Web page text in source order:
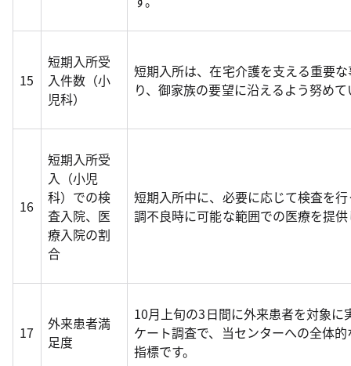
15
短期入所受
入件数（小
児科）
短期入所は、在宅介護を支える重要
り、御家族の要望に沿えるよう努めて
16
短期入所受
入（小児
科）での検
査入院、医
療入院の割
合
短期入所中に、必要に応じて検査を
調不良時に可能な範囲での医療を提
17
外来患者満
足度
10月上旬の3日間に外来患者を対象に
ケート調査で、当センターへの全体
指標です。